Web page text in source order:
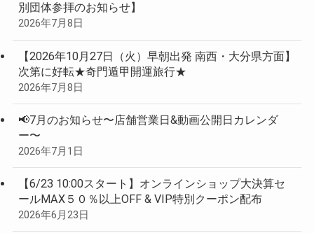
別団体参拝のお知らせ】
2026年7月8日
【2026年10月27日（火）早朝出発 南西・大分県方面】
次第に好転★奇門遁甲開運旅行★
2026年7月8日
📢7月のお知らせ〜店舗営業日&動画公開日カレンダ
ー〜
2026年7月1日
【6/23 10:00スタート】オンラインショップ大決算セ
ールMAX５０％以上OFF & VIP特別クーポン配布
2026年6月23日